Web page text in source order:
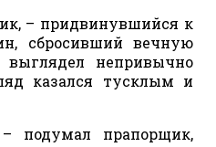
– придвинувшийся к
сбросивший вечную
непривычно
казался тусклым и
подумал прапорщик,